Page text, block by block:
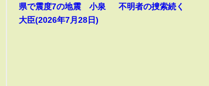
県で震度7の地震 小泉
大臣(2026年7月28日)
不明者の捜索続く